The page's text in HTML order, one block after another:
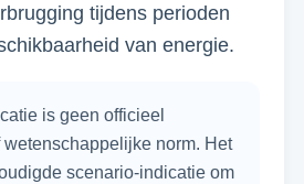
tijdens perioden
van energie.
is geen officieel
norm. Het
scenario-indicatie om